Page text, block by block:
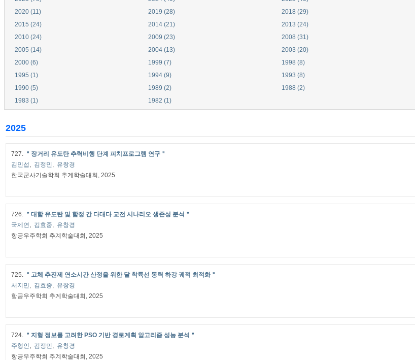
2020 (11)
2019 (28) 2018 (29)
2015 (24)
2014 (21) 2013 (24)
2010 (24)
2009 (23) 2008 (31)
2005 (14)
2004 (13) 2003 (20)
2000 (6)
1999 (7) 1998 (8)
1995 (1)
1994 (9) 1993 (8)
1990 (5)
1989 (2) 1988 (2)
1983 (1)
1982 (1)
2025
727. ＂장거리 유도탄 추력비행 단계 피치프로그램 연구＂
김민섭 , 김정민 , 유창경
한국군사기술학회 추계학술대회, 2025
726. ＂대함 유도탄 및 함정 간 다대다 교전 시나리오 생존성 분석＂
국제연 , 김효중, 유창경
항공우주학회 추계학술대회, 2025
725. ＂고체 추진제 연소시간 산정을 위한 달 착륙선 동력 하강 궤적 최적화＂
서지민 , 김효중, 유창경
항공우주학회 추계학술대회, 2025
724. ＂지형 정보를 고려한 PSO 기반 경로계획 알고리즘 성능 분석＂
주형인 , 김정민 , 유창경
항공우주학회 추계학술대회, 2025